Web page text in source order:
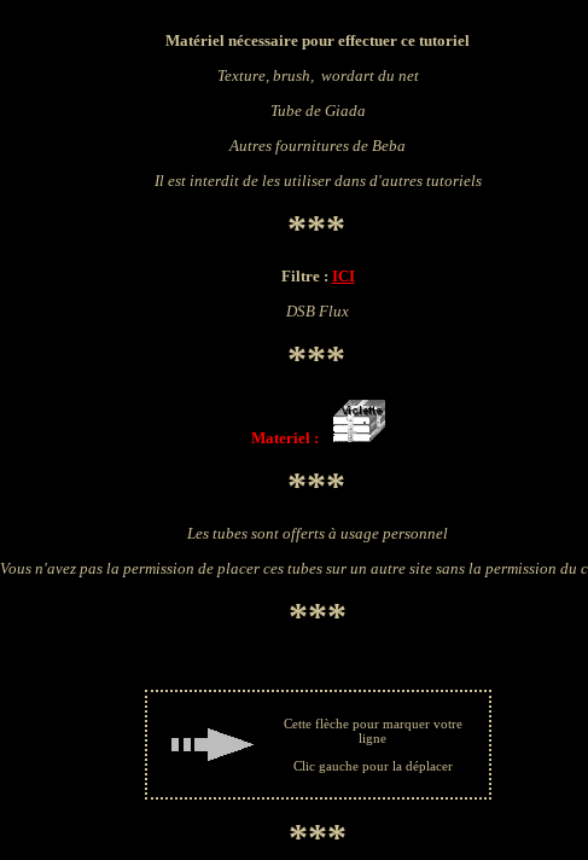
Matériel nécessaire pour effectuer ce tutoriel
Texture, brush, wordart du net
Tube de Giada
Autres fournitures de Beba
Il est interdit de les utiliser dans d'autres tutoriels
***
Filtre : ICI
DSB Flux
***
Materiel :
***
Les tubes sont offerts à usage personnel
Vous n'avez pas la permission de placer ces tubes sur un autre site sans la permission du
***
Cette flèche pour marquer votre
ligne
Clic gauche pour la déplacer
***